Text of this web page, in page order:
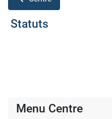
Statuts
Menu Centre